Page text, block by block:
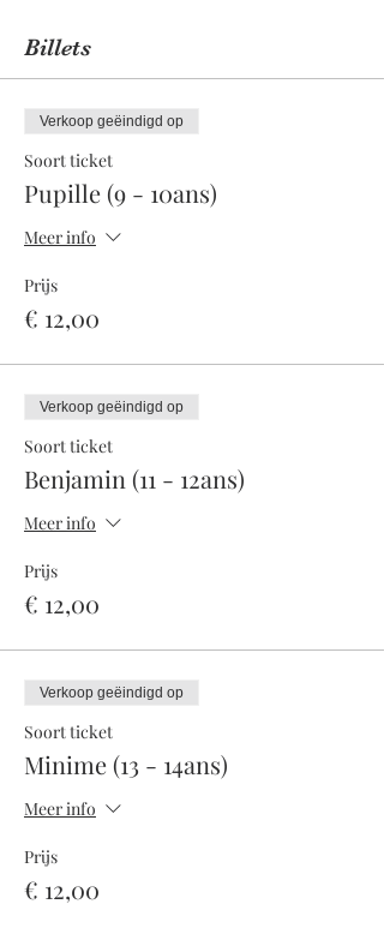
suivis sur trois trimestres avec un service de
préparation aux calendriers d'épreuves de
classe club compétition BMX Régional,
aux choixEcole de sports BMX Guadeloupe
Billets
Verkoop geëindigd op
Soort ticket
Pupille (9 - 10ans)
Meer info
Prijs
€ 12,00
Verkoop geëindigd op
Soort ticket
Benjamin (11 - 12ans)
Meer info
Prijs
€ 12,00
Verkoop geëindigd op
Soort ticket
Minime (13 - 14ans)
Meer info
Prijs
€ 12,00